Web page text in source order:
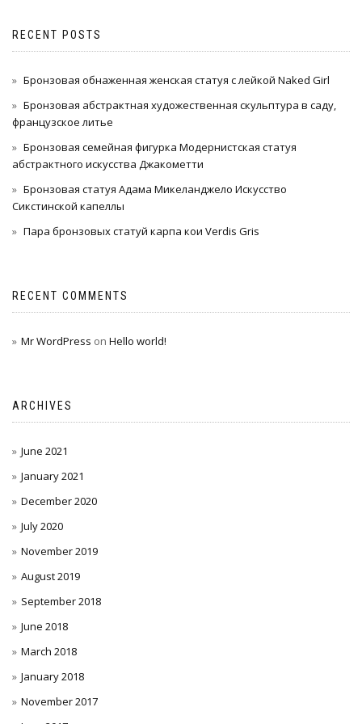
RECENT POSTS
Бронзовая обнаженная женская статуя с лейкой Naked Girl
Бронзовая абстрактная художественная скульптура в саду,
французское литье
Бронзовая семейная фигурка Модернистская статуя
абстрактного искусства Джакометти
Бронзовая статуя Адама Микеланджело Искусство
Сикстинской капеллы
Пара бронзовых статуй карпа кои Verdis Gris
RECENT COMMENTS
Mr WordPress on Hello world!
ARCHIVES
June 2021
January 2021
December 2020
July 2020
November 2019
August 2019
September 2018
June 2018
March 2018
January 2018
November 2017